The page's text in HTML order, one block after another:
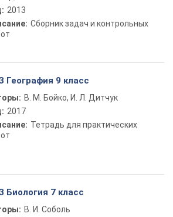
2013
Сборник задач и контрольных
География 9 класс
В. М. Бойко, И. Л. Дитчук
2017
Тетрадь для практических
Биология 7 класс
В. И. Соболь